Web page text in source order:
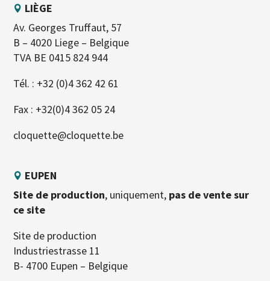
LIÈGE
Av. Georges Truffaut, 57
B – 4020 Liege – Belgique
TVA BE 0415 824 944
Tél. : +32 (0)4 362 42 61
Fax : +32(0)4 362 05 24
cloquette@cloquette.be
EUPEN
Site de production, uniquement, pas de vente sur
ce site
Site de production
Industriestrasse 11
B- 4700 Eupen – Belgique